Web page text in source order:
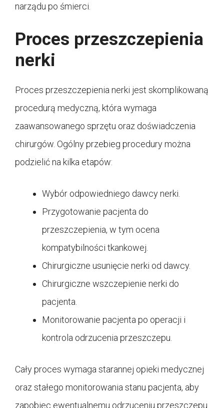
narządu po śmierci.
Proces przeszczepienia
nerki
Proces przeszczepienia nerki jest skomplikowaną
procedurą medyczną, która wymaga
zaawansowanego sprzętu oraz doświadczenia
chirurgów. Ogólny przebieg procedury można
podzielić na kilka etapów:
Wybór odpowiedniego dawcy nerki.
Przygotowanie pacjenta do
przeszczepienia, w tym ocena
kompatybilności tkankowej.
Chirurgiczne usunięcie nerki od dawcy.
Chirurgiczne wszczepienie nerki do
pacjenta.
Monitorowanie pacjenta po operacji i
kontrola odrzucenia przeszczepu.
Cały proces wymaga starannej opieki medycznej
oraz stałego monitorowania stanu pacjenta, aby
zapobiec ewentualnemu odrzuceniu przeszczepu